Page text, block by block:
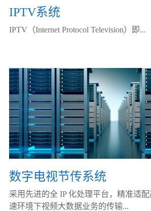
IPTV系统
IPTV（Internet Protocol Television）即...
数字电视节传系统
采用先进的全 IP 化处理平台，精准适配
速环境下视频大数据业务的传输...